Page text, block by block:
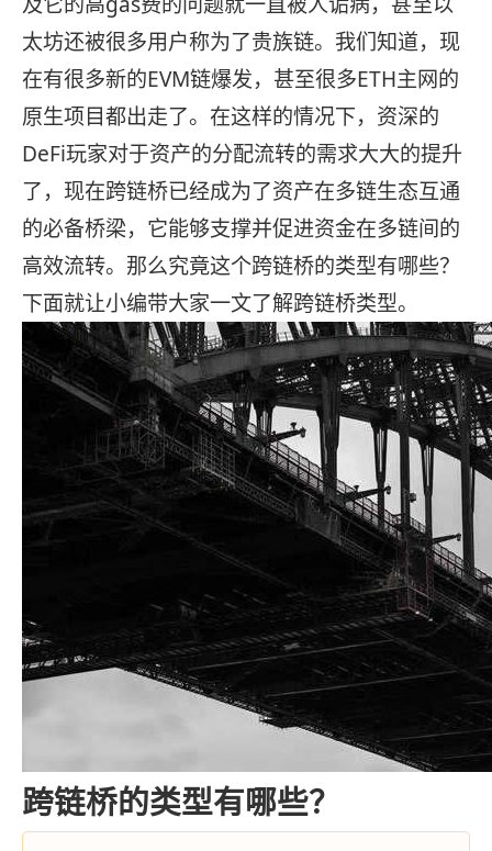
太坊还被很多用户称为了贵族链。我们知道，现
在有很多新的EVM链爆发，甚至很多ETH主网的
原生项目都出走了。在这样的情况下，资深的
DeFi玩家对于资产的分配流转的需求大大的提升
了，现在跨链桥已经成为了资产在多链生态互通
的必备桥梁，它能够支撑并促进资金在多链间的
高效流转。那么究竟这个跨链桥的类型有哪些？
下面就让小编带大家一文了解跨链桥类型。
跨链桥的类型有哪些？